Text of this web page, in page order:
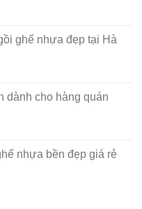
ghế nhựa đẹp tại Hà
dành cho hàng quán
nhựa bền đẹp giá rẻ